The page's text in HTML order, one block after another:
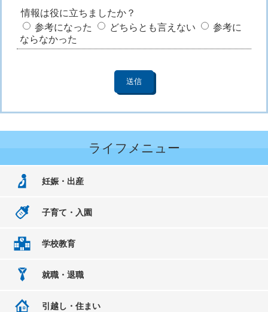
情報は役に立ちましたか？
参考になった
どちらとも言えない
参考に
ならなかった
ライフメニュー
妊娠・出産
子育て・入園
学校教育
就職・退職
引越し・住まい